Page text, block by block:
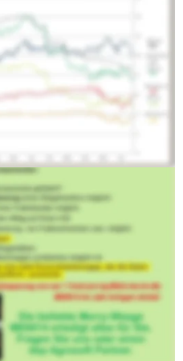
Browserfähigen
Somit sehr
vom
z.B. vom Ladefahrzeug
WLAN Netzwerk (Bridge)
die Waage auch wenn Sie
auf dem Hof